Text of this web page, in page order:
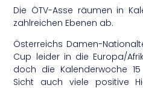
Die ÖTV-Asse räumen in
zahlreichen Ebenen ab.
Österreichs Damen-
Cup leider in die Europa/
doch die Kalenderwoche
Sicht auch viele positive